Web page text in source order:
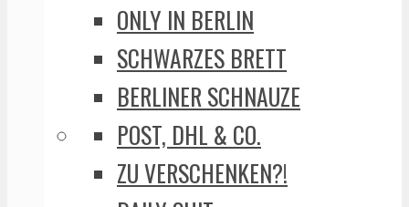
ONLY IN BERLIN
SCHWARZES BRETT
BERLINER SCHNAUZE
POST, DHL & CO.
ZU VERSCHENKEN?!